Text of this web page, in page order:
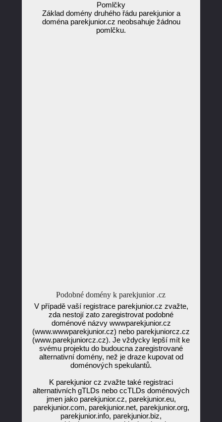
Pomlčky
Základ domény druhého řádu parekjunior a
doména parekjunior.cz neobsahuje žádnou
pomlčku.
Podobné domény k parekjunior .cz
V případě vaší registrace parekjunior.cz zvažte,
zda nestojí zato zaregistrovat podobné
doménové názvy wwwparekjunior.cz
(www.wwwparekjunior.cz) nebo parekjuniorcz.cz
(www.parekjuniorcz.cz). Je vždycky lepší mít ke
svému projektu do budoucna zaregistrované
alternativní domény, než je draze kupovat od
doménových spekulantů.
K parekjunior cz zvažte také registraci
alternativních gTLDs nebo ccTLDs doménových
jmen jako parekjunior.cz, parekjunior.eu,
parekjunior.com, parekjunior.net, parekjunior.org,
parekjunior.info, parekjunior.biz,